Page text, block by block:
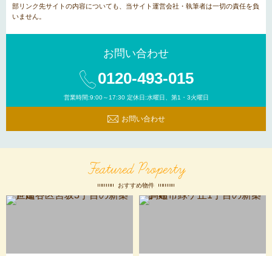
部リンク先サイトの内容についても、当サイト運営会社・執筆者は一切の責任を負
いません。
お問い合わせ
0120-493-015
営業時間:9:00～17:30 定休日:水曜日、第1・3火曜日
お問い合わせ
Featured Property
おすすめ物件